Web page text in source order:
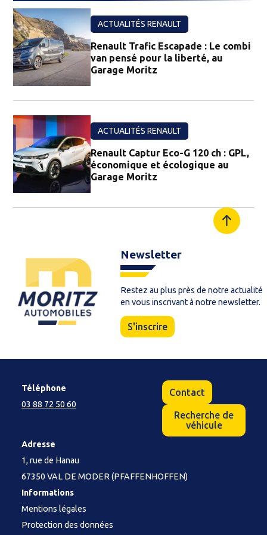
ACTUALITÉS RENAULT
Renault Trafic Escapade : Le combi
van pensé pour la liberté, au
Garage Moritz
ACTUALITÉS RENAULT
Renault Captur Eco-G 120 ch : GPL,
économique et écologique au
Garage Moritz
Newsletter
Restez au plus près de notre actualité
en vous inscrivant à notre newsletter.
S'inscrire
Téléphone
03 88 72 50 60
Contact
Recherche de
véhicule
Adresse
1, rue de Hanau
67350 VAL DE MODER (PFAFFENHOFFEN)
Informations
Mentions légales
Protection des données